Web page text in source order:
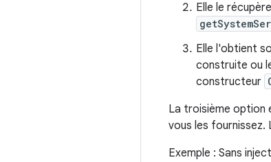
Elle le
Elle l'obtient
construite ou
constructeur
La troisième option
vous les fournissez.
Exemple : Sans